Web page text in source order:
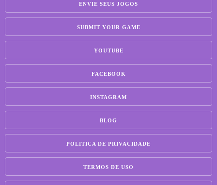
ENVIE SEUS JOGOS
SUBMIT YOUR GAME
YOUTUBE
FACEBOOK
INSTAGRAM
BLOG
POLITICA DE PRIVACIDADE
TERMOS DE USO